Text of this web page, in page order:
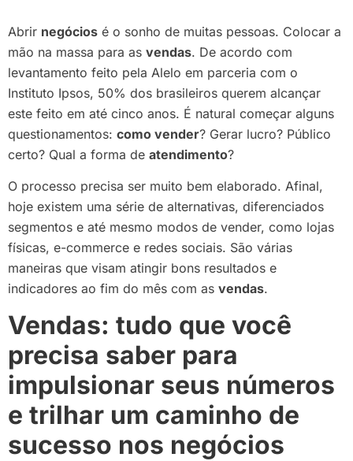
Abrir negócios é o sonho de muitas pessoas. Colocar a
mão na massa para as vendas. De acordo com
levantamento feito pela Alelo em parceria com o
Instituto Ipsos, 50% dos brasileiros querem alcançar
este feito em até cinco anos. É natural começar alguns
questionamentos: como vender? Gerar lucro? Público
certo? Qual a forma de atendimento?
O processo precisa ser muito bem elaborado. Afinal,
hoje existem uma série de alternativas, diferenciados
segmentos e até mesmo modos de vender, como lojas
físicas, e-commerce e redes sociais. São várias
maneiras que visam atingir bons resultados e
indicadores ao fim do mês com as vendas.
Vendas: tudo que você
precisa saber para
impulsionar seus números
e trilhar um caminho de
sucesso nos negócios